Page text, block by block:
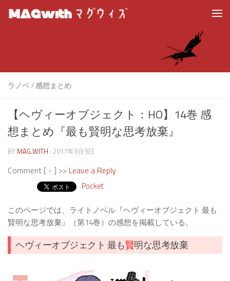
ラノベ/感想まとめ
【ヘヴィーオブジェクト：HO】14巻 感
想まとめ『最も賢明な思考放棄』
BY MAG.WITH · 2017年9月9日
Comment [ - ] >> Leave a Reply
Pocket
このページでは、ライトノベル『ヘヴィーオブジェクト 最も
賢明な思考放棄』（第14巻）の感想を掲載している。
ヘヴィーオブジェクト 最も賢明な思考放棄